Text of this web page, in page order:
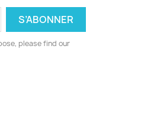
please find our